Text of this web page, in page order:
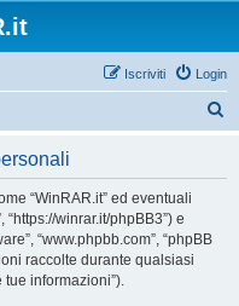
Login
Iscriviti
“WinRAR.it” ed eventuali
“https://winrar.it/phpBB3”) e
“www.phpbb.com”, “phpBB
raccolte durante qualsiasi
tue informazioni”).